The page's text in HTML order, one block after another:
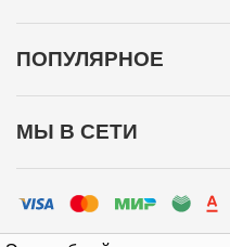
ПОПУЛЯРНОЕ
МЫ В СЕТИ